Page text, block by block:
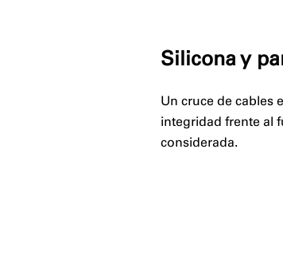
Silicona y
Un cruce de cables
integridad frente al
considerada.